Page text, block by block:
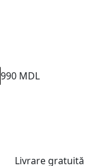
990 MDL
Livrare gratuită